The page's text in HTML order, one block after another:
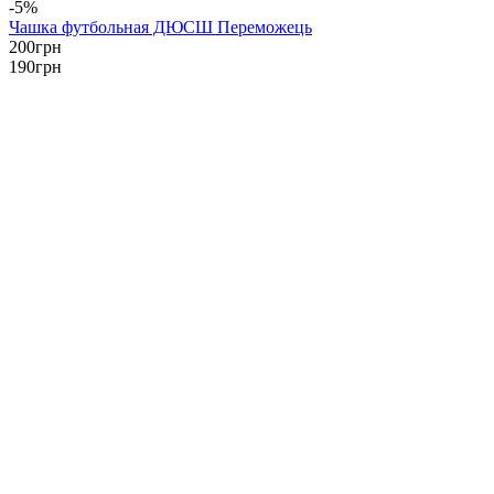
-5%
Чашка футбольная ДЮСШ Переможець
200грн
190грн